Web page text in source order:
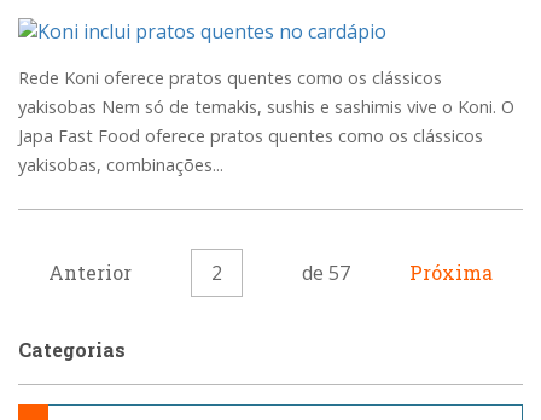
Rede Koni oferece pratos quentes como os clássicos
yakisobas Nem só de temakis, sushis e sashimis vive o Koni. O
Japa Fast Food oferece pratos quentes como os clássicos
yakisobas, combinações...
Anterior 2 de 57 Próxima
Categorias